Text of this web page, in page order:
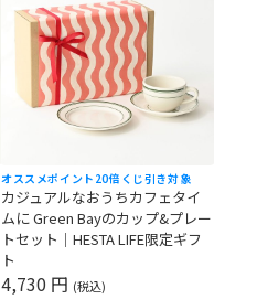
オススメポイント20倍 くじ引き対象
カジュアルなおうちカフェタイ
ムに Green Bayのカップ&プレー
トセット｜HESTA LIFE限定ギフ
ト
4,730 円 (税込)